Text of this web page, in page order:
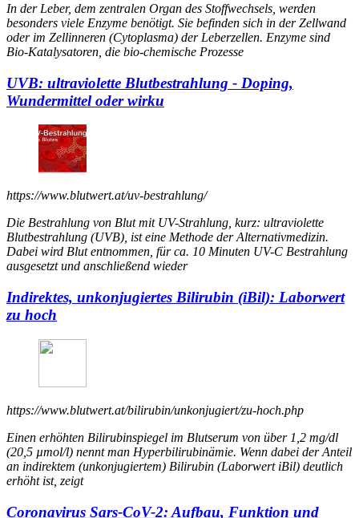
In der Leber, dem zentralen Organ des Stoffwechsels, werden
besonders viele Enzyme benötigt. Sie befinden sich in der Zellwand
oder im Zellinneren (Cytoplasma) der Leberzellen. Enzyme sind
Bio-Katalysatoren, die bio-chemische Prozesse
UVB: ultraviolette Blutbestrahlung - Doping,
Wundermittel oder wirku
https://www.blutwert.at/uv-bestrahlung/
Die Bestrahlung von Blut mit UV-Strahlung, kurz: ultraviolette
Blutbestrahlung (UVB), ist eine Methode der Alternativmedizin.
Dabei wird Blut entnommen, für ca. 10 Minuten UV-C Bestrahlung
ausgesetzt und anschließend wieder
Indirektes, unkonjugiertes Bilirubin (iBil): Laborwert
zu hoch
https://www.blutwert.at/bilirubin/unkonjugiert/zu-hoch.php
Einen erhöhten Bilirubinspiegel im Blutserum von über 1,2 mg/dl
(20,5 µmol/l) nennt man Hyperbilirubinämie. Wenn dabei der Anteil
an indirektem (unkonjugiertem) Bilirubin (Laborwert iBil) deutlich
erhöht ist, zeigt
Coronavirus Sars-CoV-2: Aufbau, Funktion und